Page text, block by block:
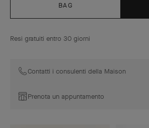
BAG
Resi gratuiti entro 30 giorni
Contatti i consulenti della Maison
Prenota un appuntamento